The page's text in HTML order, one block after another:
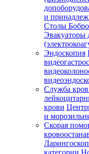
и
Столы
Эвакуаторы
Эндоскопия
Служба
крови
и
Скорая
категории